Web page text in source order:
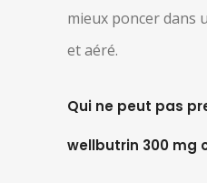
mieux poncer dans
et aéré.
Qui ne peut pas
wellbutrin 300 mg